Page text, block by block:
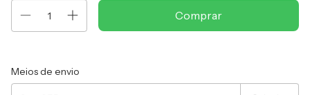
Entregas para o CEP:
Meios de envio